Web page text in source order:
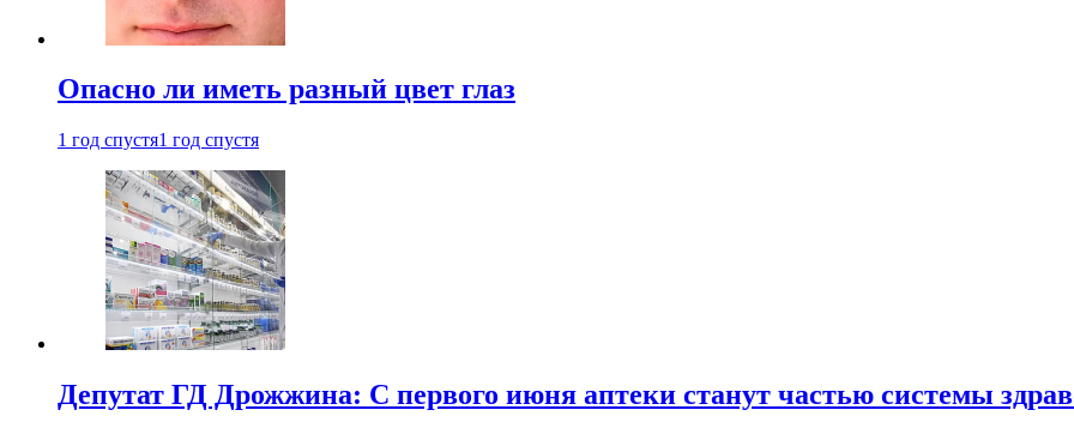
Опасно ли иметь разный цвет глаз
1 год спустя1 год спустя
Депутат ГД Дрожжина: С первого июня аптеки станут частью системы